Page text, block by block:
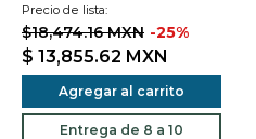
Precio de lista:
$18,474.16 MXN -25%
$ 13,855.62 MXN
Agregar al carrito
Entrega de 8 a 10